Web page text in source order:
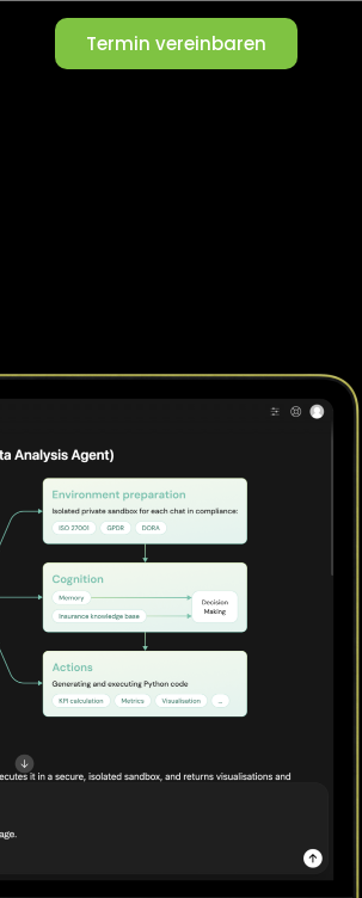
Termin vereinbaren